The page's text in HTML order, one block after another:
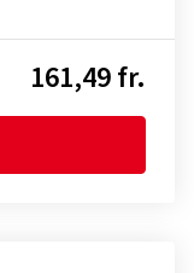
161,49 fr.